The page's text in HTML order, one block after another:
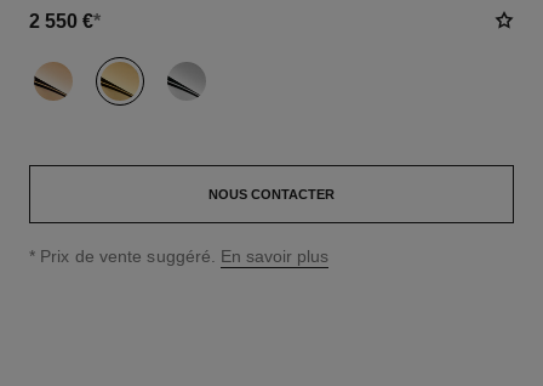
2 550 €*
variante (3)
NOUS CONTACTER
↩
* Prix de vente suggéré. En savoir plus